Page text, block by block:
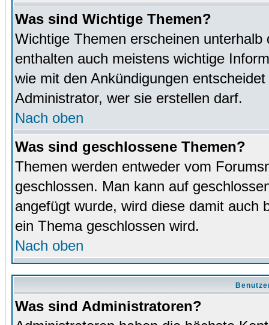
Was sind Wichtige Themen?
Wichtige Themen erscheinen
enthalten auch meistens wichtige
wie mit den Ankündigungen
Administrator, wer sie erstellen darf.
Nach oben
Was sind geschlossene Themen?
Themen werden entweder vom
geschlossen. Man kann auf
angefügt wurde, wird diese damit auch
ein Thema geschlossen wird.
Nach oben
Was sind Administratoren?